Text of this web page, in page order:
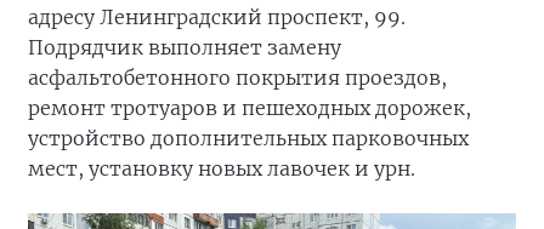
адресу Ленинградский проспект, 99.
Подрядчик выполняет замену
асфальтобетонного покрытия проездов,
ремонт тротуаров и пешеходных дорожек,
устройство дополнительных парковочных
мест, установку новых лавочек и урн.